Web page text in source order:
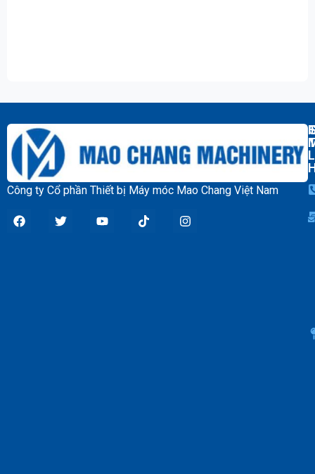
Công ty Cổ phần Thiết bị Máy móc Mao Chang Việt Nam